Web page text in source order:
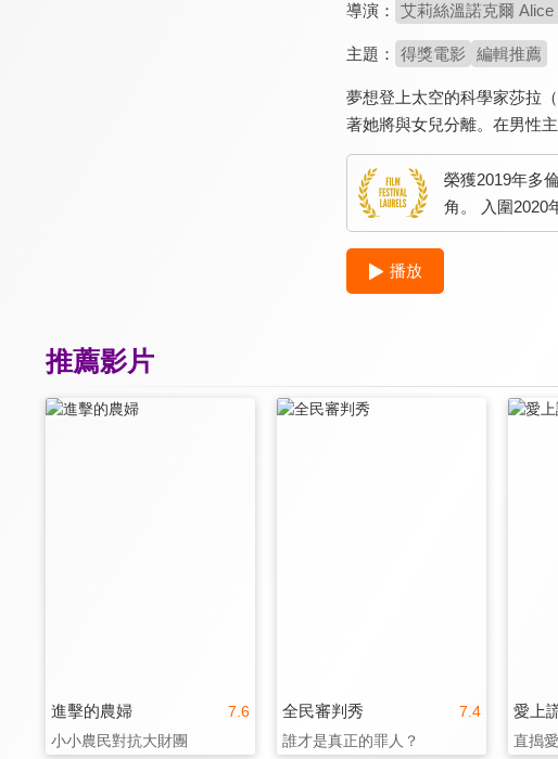
導演： 艾莉絲溫諾克爾 Alice
主題： 得獎電影 編輯推薦
夢想登上太空的科學家莎拉
著她將與女兒分離。在男性
榮獲2019年多
角。 入圍2020
播放
推薦影片
7.6
進擊的農婦
小小農民對抗大財團
7.4
全民審判秀
誰才是真正的罪人？
愛上
直搗